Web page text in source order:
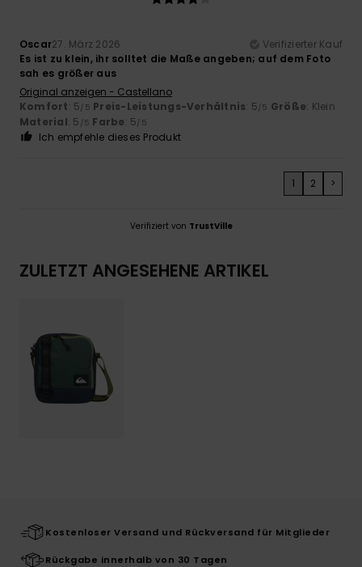
Oscar27. März 2026
Verifizierter Kauf
Es ist zu klein, ihr solltet die Maße angeben; auf dem Foto
sah es größer aus
Original anzeigen - Castellano
Komfort: 5/5 Preis-Leistungs-Verhältnis: 5/5 Größe: Klein
Material: 5 /5 Farbe: 5/5
Ich empfehle dieses Produkt
1 2 >
Verifiziert von TrustVille
ZULETZT ANGESEHENE ARTIKEL
Kostenloser Versand und Rückversand für Mitglieder
Rückgabe innerhalb von 30 Tagen